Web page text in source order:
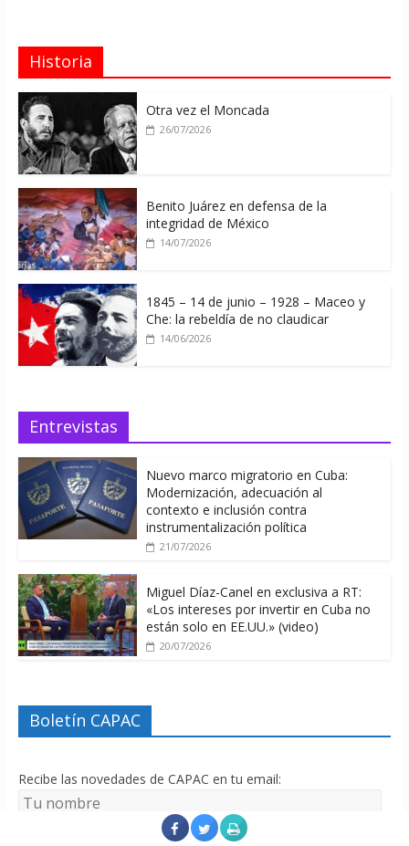
Historia
Otra vez el Moncada
26/07/2026
Benito Juárez en defensa de la
integridad de México
14/07/2026
1845 – 14 de junio – 1928 – Maceo y
Che: la rebeldía de no claudicar
14/06/2026
Entrevistas
Nuevo marco migratorio en Cuba:
Modernización, adecuación al
contexto e inclusión contra
instrumentalización política
21/07/2026
Miguel Díaz-Canel en exclusiva a RT:
«Los intereses por invertir en Cuba no
están solo en EE.UU.» (video)
20/07/2026
Boletín CAPAC
Recibe las novedades de CAPAC en tu email: